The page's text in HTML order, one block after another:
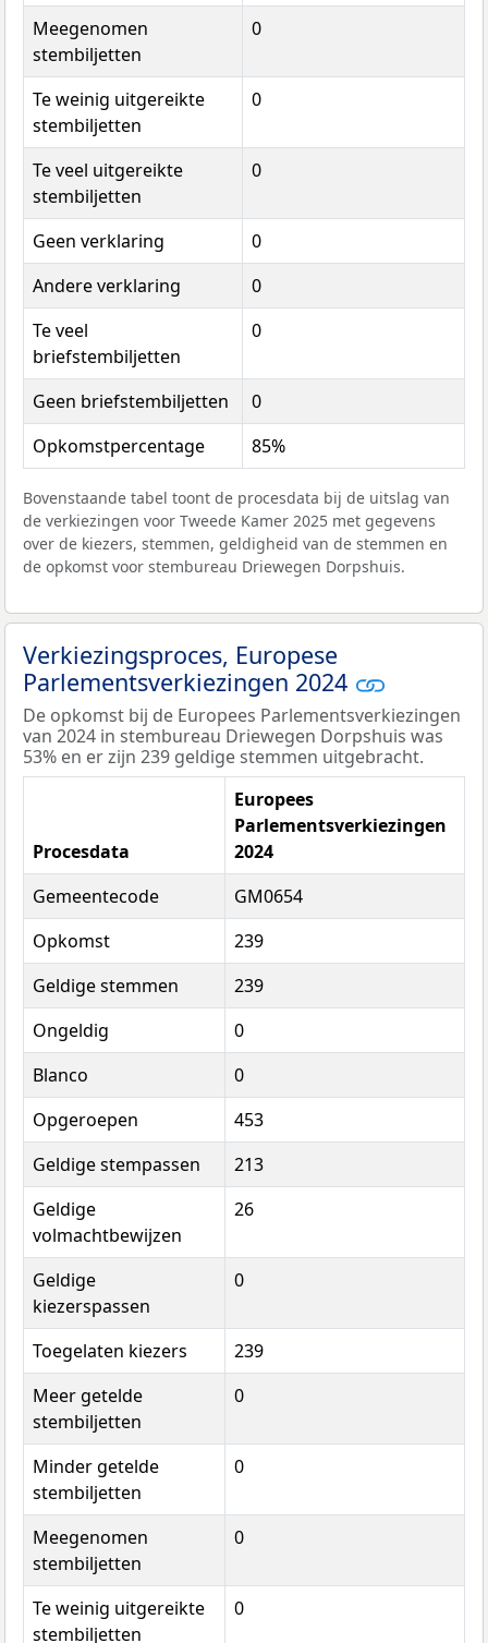
Meegenomen
stembiljetten
0
Te weinig uitgereikte
stembiljetten
0
Te veel uitgereikte
stembiljetten
0
Geen verklaring
0
Andere verklaring
0
Te veel
briefstembiljetten
0
Geen briefstembiljetten
0
Opkomstpercentage
85%
Bovenstaande tabel toont de procesdata bij de uitslag van
de verkiezingen voor Tweede Kamer 2025 met gegevens
over de kiezers, stemmen, geldigheid van de stemmen en
de opkomst voor stembureau Driewegen Dorpshuis.
Verkiezingsproces, Europese
Parlementsverkiezingen 2024
De opkomst bij de Europees Parlementsverkiezingen
van 2024 in stembureau Driewegen Dorpshuis was
53% en er zijn 239 geldige stemmen uitgebracht.
Procesdata
Europees
Parlementsverkiezingen
2024
Gemeentecode
GM0654
Opkomst
239
Geldige stemmen
239
Ongeldig
0
Blanco
0
Opgeroepen
453
Geldige stempassen
213
Geldige
volmachtbewijzen
26
Geldige
kiezerspassen
0
Toegelaten kiezers
239
Meer getelde
stembiljetten
0
Minder getelde
stembiljetten
0
Meegenomen
stembiljetten
0
Te weinig uitgereikte
stembiljetten
0